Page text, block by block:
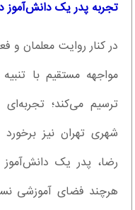
تجربه پدر یک دانش‌آموز
در کنار روایت معلمان و
مواجهه مستقیم با
ترسیم می‌کند؛
شهری تهران نیز
رضا، پدر یک
هرچند فضای آموزشی